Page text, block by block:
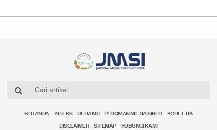
BERANDA INDEKS REDAKSI PEDOMAN MEDIA SIBER KODE ETIK
DISCLAIMER SITEMAP HUBUNGI KAMI